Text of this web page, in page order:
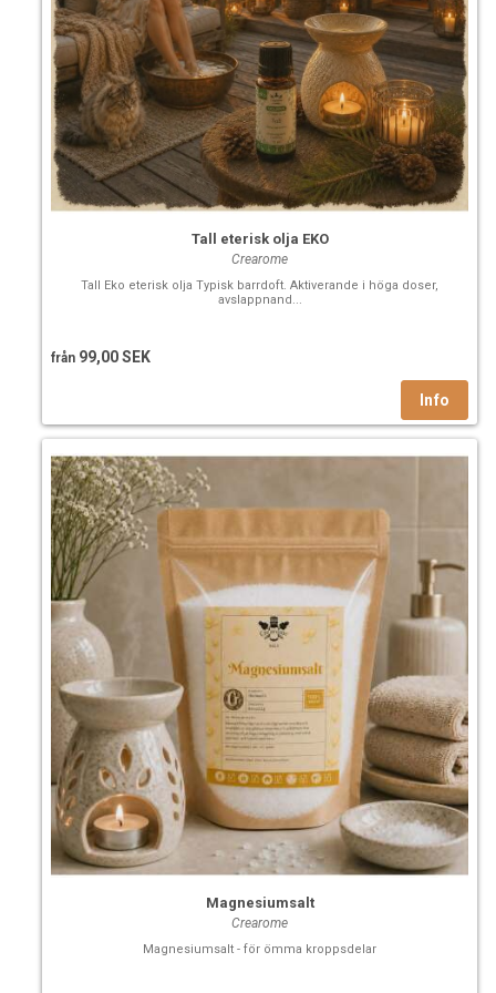
Tall eterisk olja EKO
Crearome
Tall Eko eterisk olja Typisk barrdoft. Aktiverande i höga doser,
avslappnand...
från 99,00 SEK
Magnesiumsalt
Crearome
Magnesiumsalt - för ömma kroppsdelar